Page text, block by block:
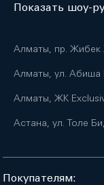
Показать шоу-
Алматы, пр. Жибек
Алматы, ул. Абиша
Алматы, ЖК
Астана, ул. Толе
Покупателям: